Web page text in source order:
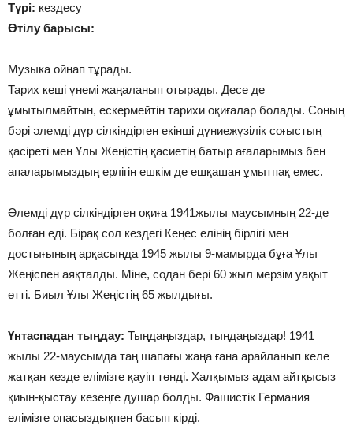
Түрі: кездесу
Өтілу барысы:
Музыка ойнап тұрады.
Тарих кеші үнемі жаңаланып отырады. Десе де
ұмытылмайтын, ескермейтін тарихи оқиғалар болады. Соның
бәрі әлемді дүр сілкіндірген екінші дүниежүзілік соғыстың
қасіреті мен Ұлы Жеңістің қасиетің батыр ағаларымыз бен
апаларымыздың ерлігін ешкім де ешқашан ұмытпақ емес.
Әлемді дүр сілкіндірген оқиға 1941жылы маусымның 22-де
болған еді. Бірақ сол кездегі Кеңес елінің бірлігі мен
достығының арқасында 1945 жылы 9-мамырда бұға Ұлы
Жеңіспен аяқталды. Міне, содан бері 60 жыл мерзім уақыт
өтті. Биыл Ұлы Жеңістің 65 жылдығы.
Үнтаспадан тыңдау: Тыңдаңыздар, тыңдаңыздар! 1941
жылы 22-маусымда таң шапағы жаңа ғана арайланып келе
жатқан кезде елімізге қауіп төнді. Халқымыз адам айтқысыз
қиын-қыстау кезеңге душар болды. Фашистік Германия
елімізге опасыздықпен басып кірді.